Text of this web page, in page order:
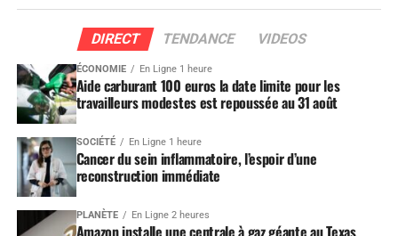
DIRECT TENDANCE VIDEOS
ÉCONOMIE En Ligne 1 heure
Aide carburant 100 euros la date limite pour les
travailleurs modestes est repoussée au 31 août
SOCIÉTÉ En Ligne 1 heure
Cancer du sein inflammatoire, l’espoir d’une
reconstruction immédiate
PLANÈTE En Ligne 2 heures
Amazon installe une centrale à gaz géante au Texas